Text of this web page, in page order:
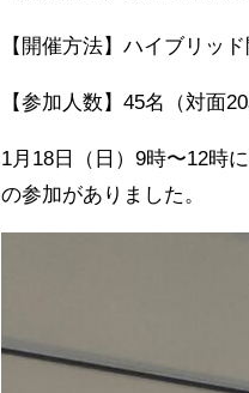
【開催方法】ハイブリッ
【参加人数】45名（対面
1月18日（日）9時〜12時
の参加がありました。